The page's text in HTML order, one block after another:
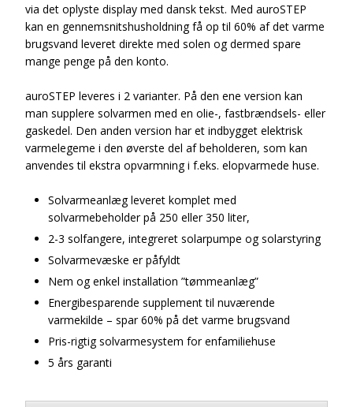
via det oplyste display med dansk tekst. Med auroSTEP
kan en gennemsnitshusholdning få op til 60% af det varme
brugsvand leveret direkte med solen og dermed spare
mange penge på den konto.
auroSTEP leveres i 2 varianter. På den ene version kan
man supplere solvarmen med en olie-, fastbrændsels- eller
gaskedel. Den anden version har et indbygget elektrisk
varmelegeme i den øverste del af beholderen, som kan
anvendes til ekstra opvarmning i f.eks. elopvarmede huse.
Solvarmeanlæg leveret komplet med
solvarmebeholder på 250 eller 350 liter,
2-3 solfangere, integreret solarpumpe og solarstyring
Solvarmevæske er påfyldt
Nem og enkel installation ”tømmeanlæg”
Energibesparende supplement til nuværende
varmekilde – spar 60% på det varme brugsvand
Pris-rigtig solvarmesystem for enfamiliehuse
5 års garanti